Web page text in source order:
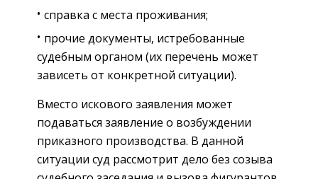
справка с места проживания;
прочие документы, истребованные
судебным органом (их перечень может
зависеть от конкретной ситуации).
Вместо искового заявления может
подаваться заявление о возбуждении
приказного производства. В данной
ситуации суд рассмотрит дело без созыва